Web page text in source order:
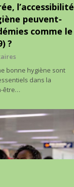
l’accessibilité
peuvent-
comme le
?
bonne hygiène sont
dans la
être…